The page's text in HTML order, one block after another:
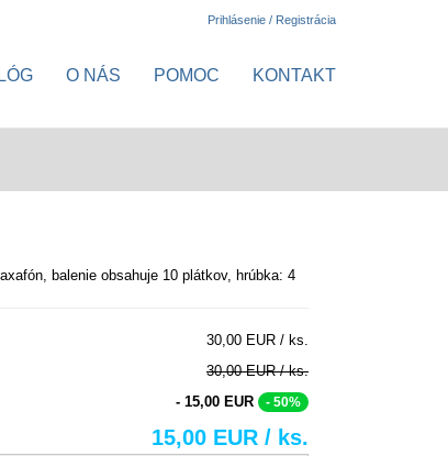
Prihlásenie / Registrácia
O NÁS POMOC KONTAKT
balenie obsahuje 10 plátkov, hrúbka: 4
30,00 EUR / ks.
30,00 EUR / ks.
- 15,00 EUR - 50%
15,00 EUR / ks.